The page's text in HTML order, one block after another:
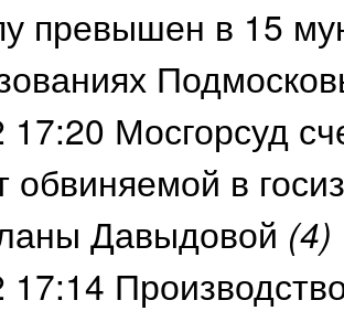
превышен в 15
17:20 Мосгорсуд
обвиняемой в
Давыдовой (4)
17:14